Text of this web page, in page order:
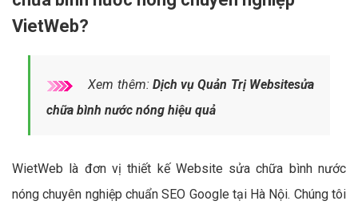
VietWeb?
Xem thêm: Dịch vụ Quản Trị Websitesửa
chữa bình nước nóng hiệu quả
WietWeb là đơn vị thiết kế Website sửa chữa bình nước
nóng chuyên nghiệp chuẩn SEO Google tại Hà Nội. Chúng tôi